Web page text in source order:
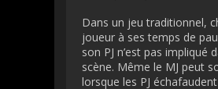
Dans un jeu traditionnel,
joueur à ses temps de
son PJ n’est pas impliqué
scène. Même le MJ peut
lorsque les PJ